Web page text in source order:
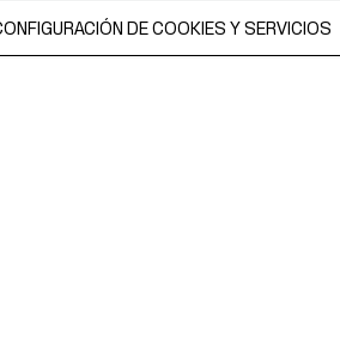
DE COOKIES Y SERVICIOS